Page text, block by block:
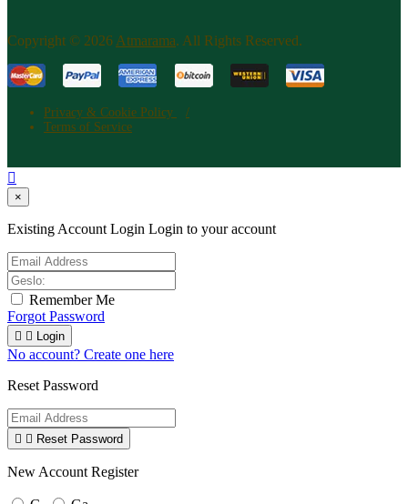
Copyright © 2026 Atm​arama. All Rights Reserved.
Privacy & Cookie Policy
Terms of Service

×
Existing Account Login Login to your account
Remember Me
Forgot Password
  Login
No account? Create one here
Reset Password
  Reset Password
New Account Register